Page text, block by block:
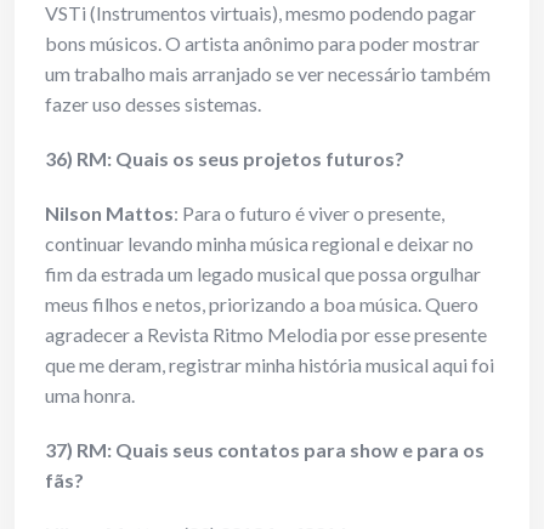
VSTi (Instrumentos virtuais), mesmo podendo pagar
bons músicos. O artista anônimo para poder mostrar
um trabalho mais arranjado se ver necessário também
fazer uso desses sistemas.
36) RM: Quais os seus projetos futuros?
Nilson Mattos: Para o futuro é viver o presente,
continuar levando minha música regional e deixar no
fim da estrada um legado musical que possa orgulhar
meus filhos e netos, priorizando a boa música. Quero
agradecer a Revista Ritmo Melodia por esse presente
que me deram, registrar minha história musical aqui foi
uma honra.
37) RM: Quais seus contatos para show e para os
fãs?